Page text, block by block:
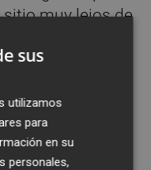
sitio muy lejos de
y al día
olvidado de
QUE NO
sus
utilizamos
para
en su
personales,